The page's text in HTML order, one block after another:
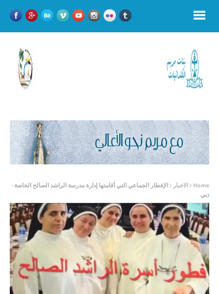
Home الاخبار الإفطار الجماعي التي أقامتها إدارة مدرسة الراشد الصالح الخاصة-
دبي